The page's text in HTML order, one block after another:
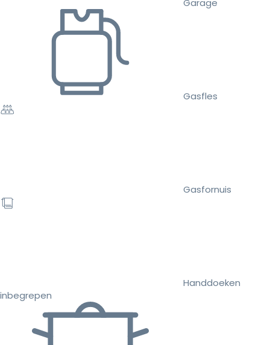
Garage
Gasfles
Gasfornuis
Handdoeken
inbegrepen